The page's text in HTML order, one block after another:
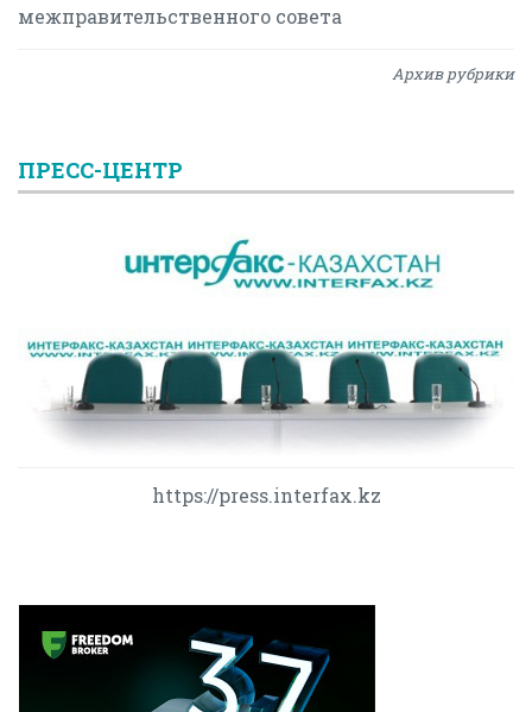
межправительственного совета
Архив рубрики
ПРЕСС-ЦЕНТР
https://press.interfax.kz